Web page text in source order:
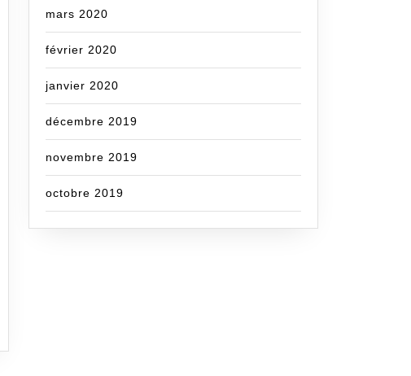
mars 2020
février 2020
janvier 2020
décembre 2019
novembre 2019
octobre 2019